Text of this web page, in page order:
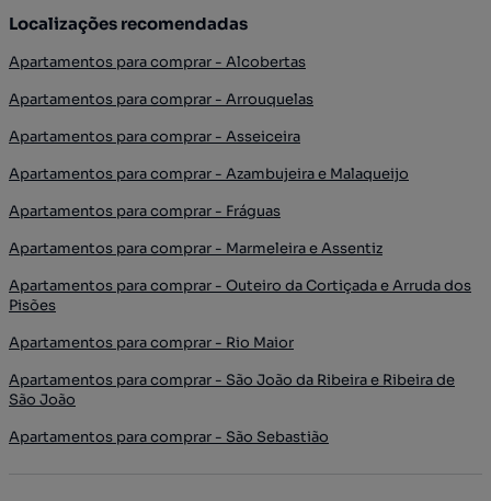
Localizações recomendadas
Apartamentos para comprar - Alcobertas
Apartamentos para comprar - Arrouquelas
Apartamentos para comprar - Asseiceira
Apartamentos para comprar - Azambujeira e Malaqueijo
Apartamentos para comprar - Fráguas
Apartamentos para comprar - Marmeleira e Assentiz
Apartamentos para comprar - Outeiro da Cortiçada e Arruda dos
Pisões
Apartamentos para comprar - Rio Maior
Apartamentos para comprar - São João da Ribeira e Ribeira de
São João
Apartamentos para comprar - São Sebastião